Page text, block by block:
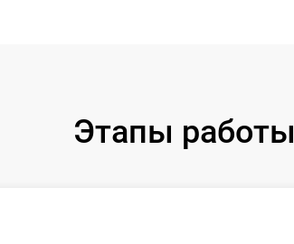
Этапы работы